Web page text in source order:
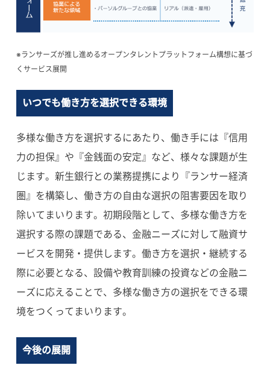
※ランサーズが推し進めるオープンタレントプラットフォーム構想に基づ
くサービス展開
いつでも働き方を選択できる環境
多様な働き方を選択するにあたり、働き手には『信用
力の担保』や『金銭面の安定』など、様々な課題が生
じます。新生銀行との業務提携により『ランサー経済
圏』を構築し、働き方の自由な選択の阻害要因を取り
除いてまいります。初期段階として、多様な働き方を
選択する際の課題である、金融ニーズに対して融資サ
ービスを開発・提供します。働き方を選択・継続する
際に必要となる、設備や教育訓練の投資などの金融ニ
ーズに応えることで、多様な働き方の選択をできる環
境をつくってまいります。
今後の展開